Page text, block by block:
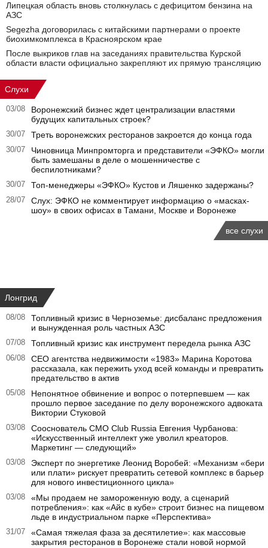
Липецкая область вновь столкнулась с дефицитом бензина на
АЗС
Segezha договорилась с китайскими партнерами о проекте
биохимкомплекса в Красноярском крае
После выкриков глав на заседаниях правительства Курской
области власти официально закрепляют их прямую трансляцию
Слухи
03/08
Воронежский бизнес ждет централизации властями
будущих капитальных строек?
30/07 Треть воронежских ресторанов закроется до конца года
30/07
Чиновница Минпромторга и представители «ЭФКО» могли
быть замешаны в деле о мошенничестве с
беспилотниками?
30/07 Топ-менеджеры «ЭФКО» Кустов и Ляшенко задержаны?
28/07
Слух: ЭФКО не комментирует информацию о «масках-
шоу» в своих офисах в Тамани, Москве и Воронеже
все слухи
Лонгрид
08/08
Топливный кризис в Черноземье: дисбаланс предложения
и вынужденная роль частных АЗС
07/08 Топливный кризис как инструмент передела рынка АЗС
06/08
CEO агентства недвижимости «1983» Марина Коротова
рассказала, как пережить уход всей команды и превратить
предательство в актив
05/08
Непонятное обвинение и вопрос о потерпевшем — как
прошло первое заседание по делу воронежского адвоката
Виктории Стуковой
03/08
Сооснователь CMO Club Russia Евгения Чурбанова:
«Искусственный интеллект уже уволил креаторов.
Маркетинг — следующий»
03/08
Эксперт по энергетике Леонид Воробей: «Механизм «бери
или плати» рискует превратить сетевой комплекс в барьер
для нового инвестиционного цикла»
03/08
«Мы продаем не замороженную воду, а сценарий
потребления»: как «Айс в кубе» строит бизнес на пищевом
льде в индустриальном парке «Перспектива»
31/07
«Самая тяжелая фаза за десятилетие»: как массовые
закрытия ресторанов в Воронеже стали новой нормой